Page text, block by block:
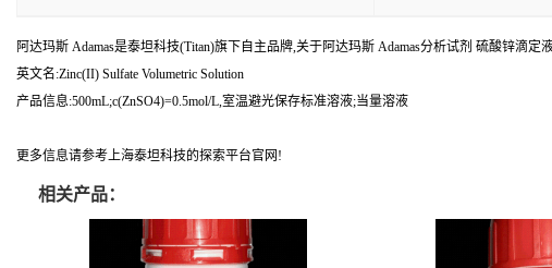
阿达玛斯 Adamas是泰坦科技(Titan)旗下自主品牌,关于阿达玛斯 Adamas分析试剂 硫酸锌滴定
英文名:Zinc(II) Sulfate Volumetric Solution
产品信息:500mL;c(ZnSO4)=0.5mol/L,室温避光保存标准溶液;当量溶液
更多信息请参考上海泰坦科技的探索平台官网!
相关产品：